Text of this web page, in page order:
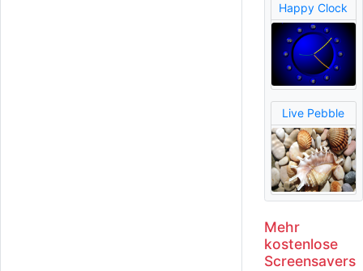
Happy Clock
Live Pebble
Mehr
kostenlose
Screensavers